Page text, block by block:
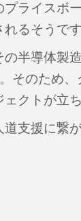
ライスボ
るそうです
半導体製
そのため
クトが立
支援に繋